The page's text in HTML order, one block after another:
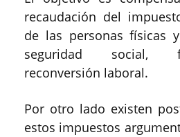
recaudación del
de las personas físicas
seguridad social,
reconversión laboral.
Por otro lado existen
estos impuestos